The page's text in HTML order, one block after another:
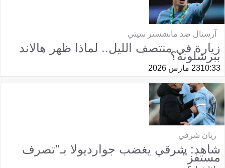
آرسنال ضد مانشستر سيتي
زيارة في منتصف الليل.. لماذا ظهر هالاند
ببرشلونة؟
10:3323 مارس 2026
ريان شرقي
شاهد: شرقي يغضب جوارديولا بـ"تصرف
مستفز"